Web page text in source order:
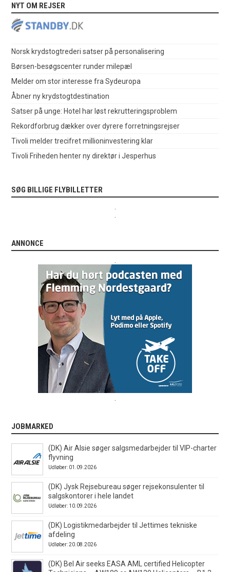
NYT OM REJSER
Norsk krydstogtrederi satser på personalisering
Børsen-besøgscenter runder milepæl
Melder om stor interesse fra Sydeuropa
Åbner ny krydstogtdestination
Satser på unge: Hotel har løst rekrutteringsproblem
Rekordforbrug dækker over dyrere forretningsrejser
Tivoli melder trecifret millioninvestering klar
Tivoli Friheden henter ny direktør i Jesperhus
SØG BILLIGE FLYBILLETTER
ANNONCE
JOBMARKED
(DK) Air Alsie søger salgsmedarbejder til VIP-charter
flyvning
Udløber: 01.09.2026
(DK) Jysk Rejsebureau søger rejsekonsulenter til
salgskontorer i hele landet
Udløber: 10.09.2026
(DK) Logistikmedarbejder til Jettimes tekniske
afdeling
Udløber: 20.08.2026
(DK) Bel Air seeks EASA AML certified Helicopter